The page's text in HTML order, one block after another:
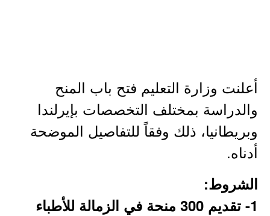
أعلنت وزارة التعليم فتح باب المنح
والدراسة بمختلف التخصصات بإيرلندا
وبريطانيا، ذلك وفقاً للتفاصيل الموضحة
أدناه.
الشروط:
1- تقديم 300 منحة في الزمالة للأطباء